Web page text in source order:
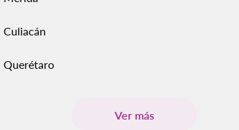
Culiacán
Querétaro
Ver más